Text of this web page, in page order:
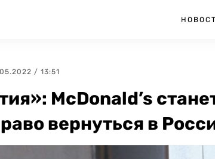
/ 13:51
McDonald’s
вернуться в